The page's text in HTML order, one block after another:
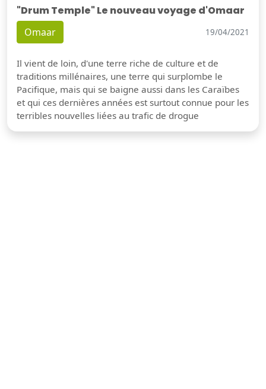
"Drum Temple" Le nouveau voyage d'Omaar
Omaar 19/04/2021
Il vient de loin, d'une terre riche de culture et de
traditions millénaires, une terre qui surplombe le
Pacifique, mais qui se baigne aussi dans les Caraïbes
et qui ces dernières années est surtout connue pour les
terribles nouvelles liées au trafic de drogue